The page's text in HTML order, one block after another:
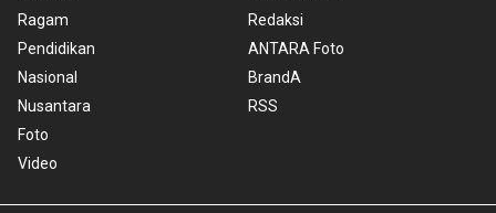
Ragam
Pendidikan
Nasional
Nusantara
Foto
Video
Redaksi
ANTARA Foto
BrandA
RSS